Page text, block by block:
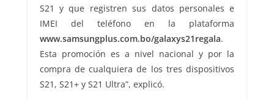
S21 y que registren sus datos personales e
IMEI del teléfono en la plataforma
www.samsungplus.com.bo/galaxys21regala.
Esta promoción es a nivel nacional y por la
compra de cualquiera de los tres dispositivos
S21, S21+ y S21 Ultra”, explicó.